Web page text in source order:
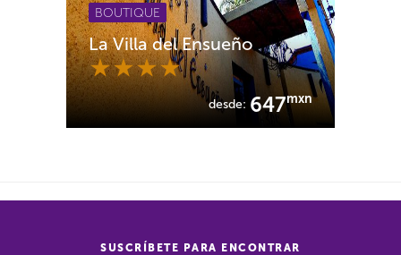
BOUTIQUE
La Villa del Ensueño
desde: 647mxn
SUSCRÍBETE PARA ENCONTRAR